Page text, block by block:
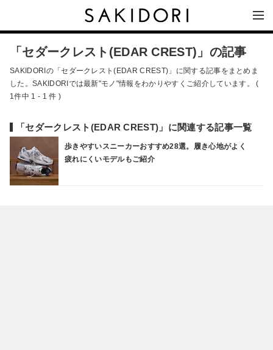
「セダークレスト(EDAR CREST)」の記事
SAKIDORIの「セダークレスト(EDAR CREST)」に関する記事をまとめま
した。SAKIDORIでは最新"モノ"情報をわかりやすくご紹介しています。 (
1件中 1 - 1 件 )
「セダークレスト(EDAR CREST)」に関連する記事一覧
歩きやすいスニーカーおすすめ28選。履き心地がよく
疲れにくいモデルもご紹介